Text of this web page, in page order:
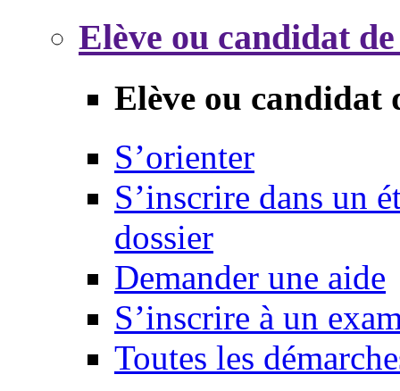
Elève ou candidat
Elève ou candidat
S’orienter
S’inscrire dans un
dossier
Demander une aide
S’inscrire à un
Toutes les